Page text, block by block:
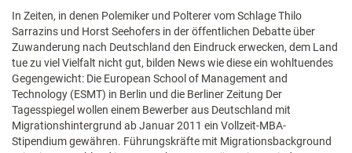
In Zeiten, in denen Polemiker und Polterer vom Schlage Thilo
Sarrazins und Horst Seehofers in der öffentlichen Debatte über
Zuwanderung nach Deutschland den Eindruck erwecken, dem Land
tue zu viel Vielfalt nicht gut, bilden News wie diese ein wohltuendes
Gegengewicht: Die European School of Management and
Technology (ESMT) in Berlin und die Berliner Zeitung Der
Tagesspiegel wollen einem Bewerber aus Deutschland mit
Migrationshintergrund ab Januar 2011 ein Vollzeit-MBA-
Stipendium gewähren. Führungskräfte mit Migrationsbackground